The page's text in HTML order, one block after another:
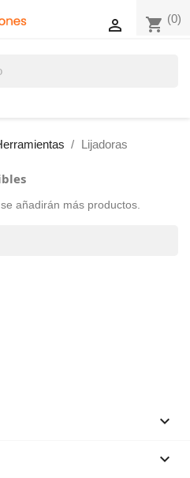
shopping_cart (0)

Lijadoras
añadirán más productos.

